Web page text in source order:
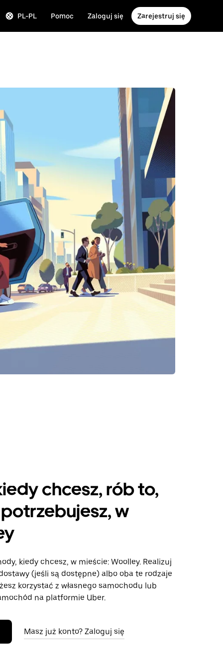
PL-PL Pomoc Zaloguj się Zarejestruj się
chcesz, rób to,
w
kiedy chcesz, w mieście: Woolley. Realizuj
(jeśli są dostępne) albo oba te rodzaje
korzystać z własnego samochodu lub
na platformie Uber.
Masz już konto? Zaloguj się